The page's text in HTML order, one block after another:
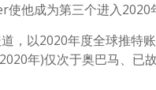
他成为第三个进入2020
，以2020年度全球推特
年)仅次于奥巴马、已